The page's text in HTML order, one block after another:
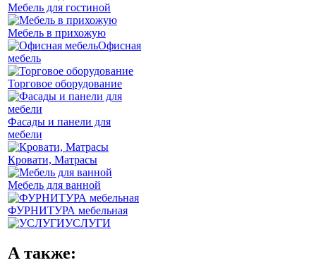
Мебель для гостиной
Мебель в прихожую
Офисная
мебель
Торговое оборудование
Фасады и панели для
мебели
Кровати, Матрасы
Мебель для ванной
ФУРНИТУРА мебельная
УСЛУГИ
А также: